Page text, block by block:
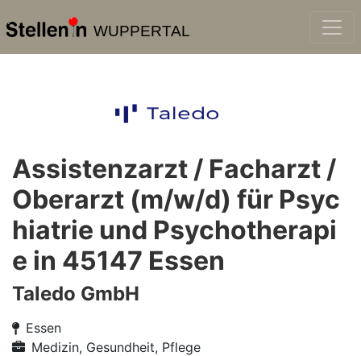
WUPPERTAL
Assistenzarzt / Facharzt /
Oberarzt (m/w/d) für Psyc
hiatrie und Psychotherapi
e in 45147 Essen
Taledo GmbH
Essen
Medizin, Gesundheit, Pflege